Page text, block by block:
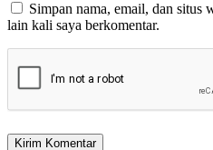
Simpan nama, email, dan situs
lain kali saya berkomentar.